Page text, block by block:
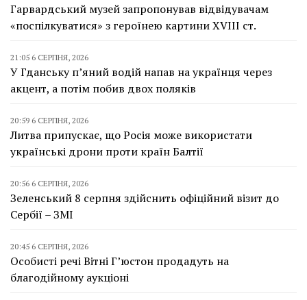
Гарвардський музей запропонував відвідувачам
«поспілкуватися» з героїнею картини XVIII ст.
21:05 6 СЕРПНЯ, 2026
У Гданську п’яний водій напав на українця через
акцент, а потім побив двох поляків
20:59 6 СЕРПНЯ, 2026
Литва припускає, що Росія може використати
українські дрони проти країн Балтії
20:56 6 СЕРПНЯ, 2026
Зеленський 8 серпня здійснить офіційний візит до
Сербії – ЗМІ
20:45 6 СЕРПНЯ, 2026
Особисті речі Вітні Г’юстон продадуть на
благодійному аукціоні